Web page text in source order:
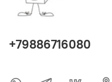
+79886716080